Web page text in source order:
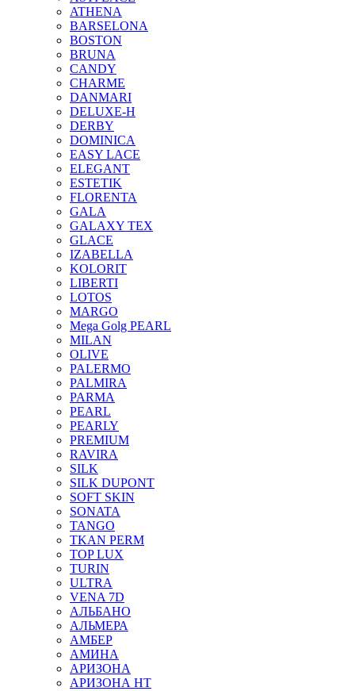
ATHENA
BARSELONA
BOSTON
BRUNA
CANDY
CHARME
DANMARI
DELUXE-H
DERBY
DOMINICA
EASY LACE
ELEGANT
ESTETIK
FLORENTA
GALA
GALAXY TEX
GLACE
IZABELLA
KOLORIT
LIBERTI
LOTOS
MARGO
Mega Golg PEARL
MILAN
OLIVE
PALERMO
PALMIRA
PARMA
PEARL
PEARLY
PREMIUM
RAVIRA
SILK
SILK DUPONT
SOFT SKIN
SONATA
TANGO
TKAN PERM
TOP LUX
TURIN
ULTRA
VENA 7D
АЛЬБАНО
АЛЬМЕРА
АМБЕР
АМИНА
АРИЗОНА
АРИЗОНА НТ